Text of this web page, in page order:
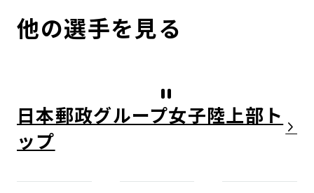
他の選手を見る
日本郵政グループ女子陸上部